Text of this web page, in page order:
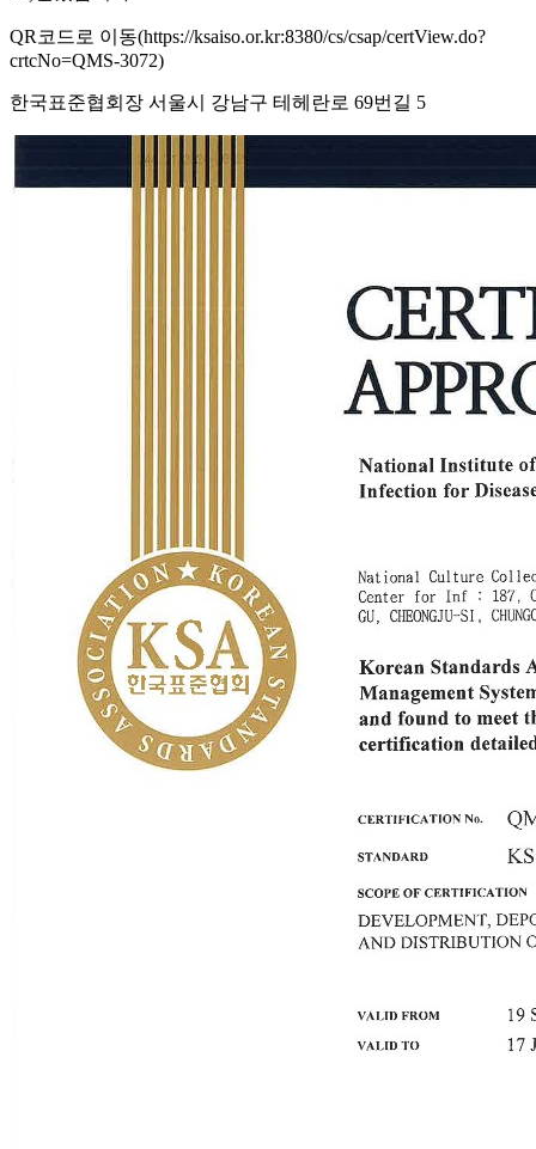
QR코드로 이동(https://ksaiso.or.kr:8380/cs/csap/certView.do?
crtcNo=QMS-3072)
한국표준협회장 서울시 강남구 테헤란로 69번길 5